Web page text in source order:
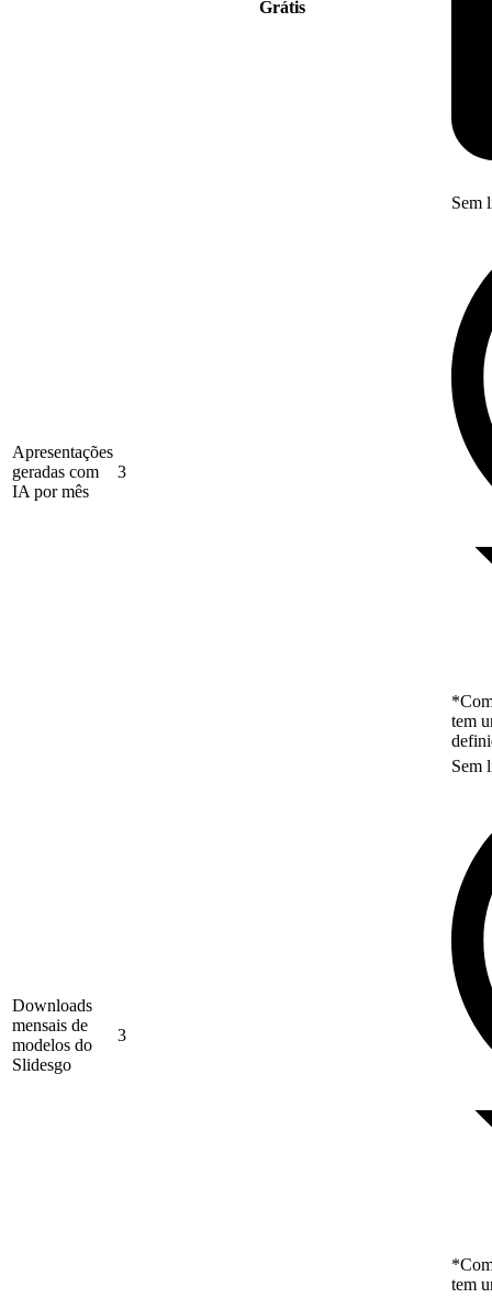
Grátis
Apresentações
geradas com
IA por mês
3
Sem
tem
Downloads
mensais de
modelos do
Slidesgo
3
Sem
tem